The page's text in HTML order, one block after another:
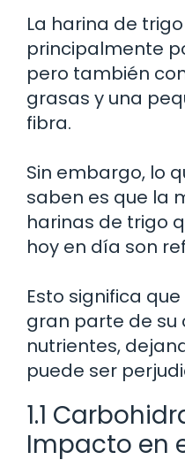
La harina de
principalmente
pero también
grasas y una
fibra.
Sin embargo, lo
saben es que la
harinas de trigo
hoy en día son
Esto significa
gran parte de su
nutrientes,
puede ser
1.1
Impacto en